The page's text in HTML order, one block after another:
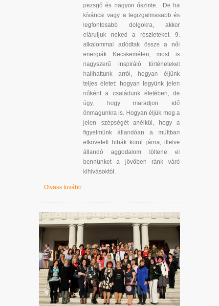
pezsgő és nagyon őszinte. De ha
kíváncsi vagy a legizgalmasabb és
legfontosabb dolgokra, akkor
eláruljuk neked a részleteket. 9.
alkalommal adódtak össze a női
energiák Kecskeméten, most is
nagyszerű inspiráló történeteket
hallhattunk arról, hogyan éljünk
teljes életet: hogyan legyünk jelen
nőként a családunk életében, de
úgy, hogy maradjon idő
önmagunkra is. Hogyan éljük meg a
jelen szépségét anélkül, hogy a
figyelmünk állandóan a múltban
elkövetett hibák körül járna, illetve
állandó aggodalom töltene el
bennünket a jövőben ránk váró
kihívásoktól.
Olvass tovább